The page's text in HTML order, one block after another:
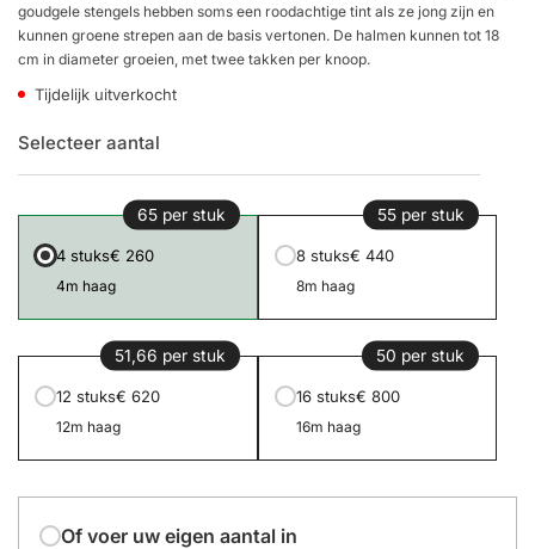
goudgele stengels hebben soms een roodachtige tint als ze jong zijn en
kunnen groene strepen aan de basis vertonen. De halmen kunnen tot 18
cm in diameter groeien, met twee takken per knoop.
Tijdelijk uitverkocht
Selecteer aantal
65 per stuk
4 stuks€ 260
4m haag
55 per stuk
8 stuks€ 440
8m haag
51,66 per stuk
12 stuks€ 620
12m haag
50 per stuk
16 stuks€ 800
16m haag
Of voer uw eigen aantal in